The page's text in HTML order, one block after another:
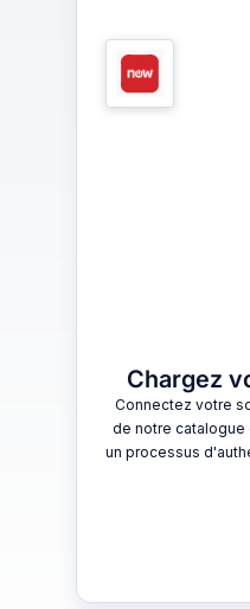
Chargez
Connectez votre
de notre catalogue
un processus